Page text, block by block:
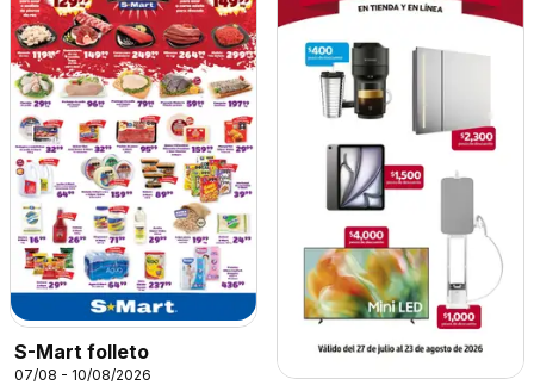
S-Mart folleto
07/08 - 10/08/2026